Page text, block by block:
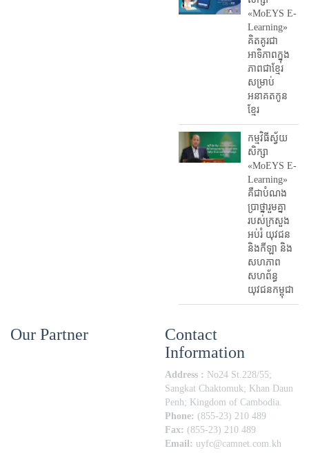
«MoEYS E-
Learning»
គិតគូរជា
អាទិភាពក្នុង
ភាពជាខ្មែរ
សម្រាប់
អនាគតកូន
ខ្មែរ
កម្មវិធីស្វ័យ
សិក្សា
«MoEYS E-
Learning»
គឺជាបំណង
ប្រាថ្នារួមគ្នា
របស់ក្រសួង
អប់រំ​ យុវជន
និងកីឡា និង
សហភាព
សហព័ន្ធ
យុវជនកម្ពុជា
Our Partner
Contact
Information
Address : No24 St.228/55;
Sangkat Chaktomuk; Khan Daun
Penh; Kingdom of Cambodia.
Phone: (855-23) 210 489
Fax: (855-23) 210 489
Email: uyfc@camnet.com.kh